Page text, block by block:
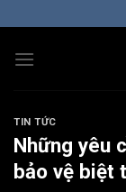
nội
TIN TỨC
Những yêu
bảo vệ biệt